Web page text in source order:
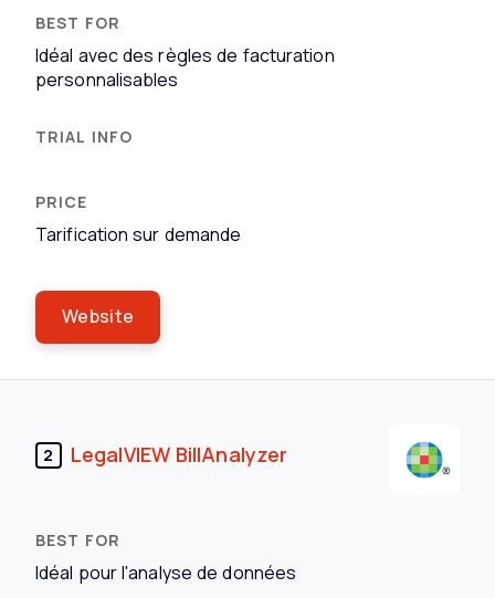
Idéal avec des règles de facturation
personnalisables
Tarification sur demande
Website
2 LegalVIEW BillAnalyzer
Idéal pour l'analyse de données